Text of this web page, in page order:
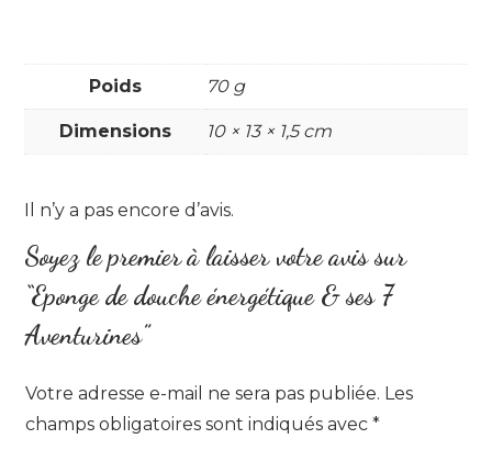
Poids 70 g
Dimensions 10 × 13 × 1,5 cm
Il n’y a pas encore d’avis.
Soyez le premier à laisser votre avis sur
“Eponge de douche énergétique & ses 7
Aventurines”
Votre adresse e-mail ne sera pas publiée. Les
champs obligatoires sont indiqués avec *